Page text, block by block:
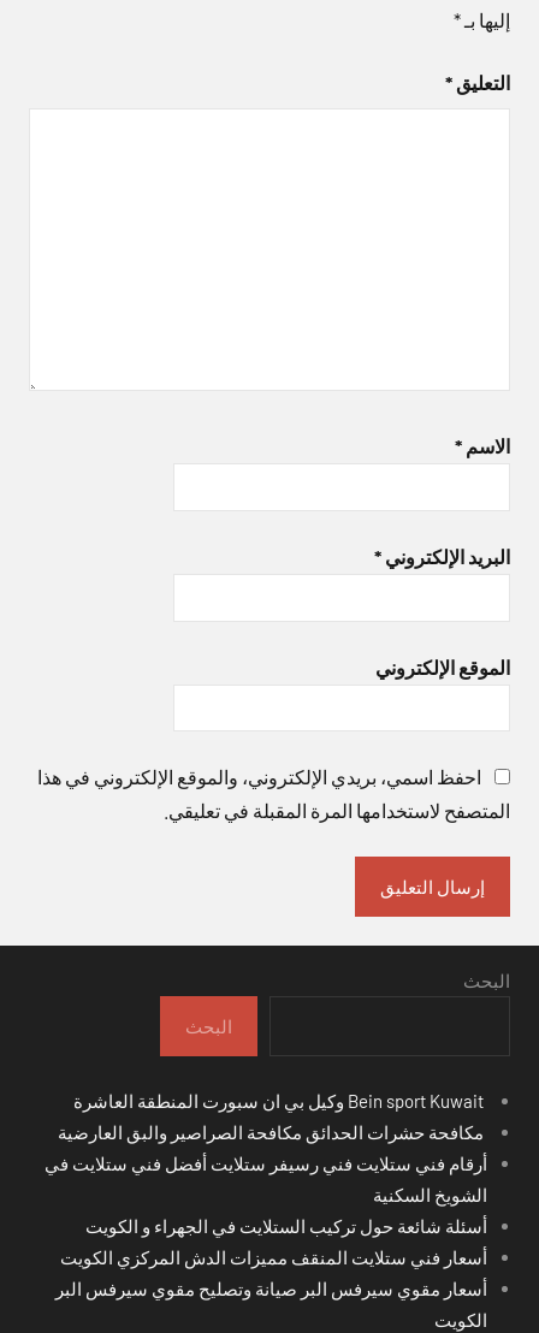
إليها بـ*
التعليق *
الاسم *
البريد الإلكتروني *
الموقع الإلكتروني
احفظ اسمي، بريدي الإلكتروني، والموقع الإلكتروني في هذا
المتصفح لاستخدامها المرة المقبلة في تعليقي.
البحث
البحث
مكافحة حشرات الحدائق مكافحة الصراصير والبق العارضية
أرقام فني ستلايت فني رسيفر ستلايت أفضل فني ستلايت في
الشويخ السكنية
أسئلة شائعة حول تركيب الستلايت في الجهراء و الكويت
أسعار فني ستلايت المنقف مميزات الدش المركزي الكويت
أسعار مقوي سيرفس البر صيانة وتصليح مقوي سيرفس البر
الكويت